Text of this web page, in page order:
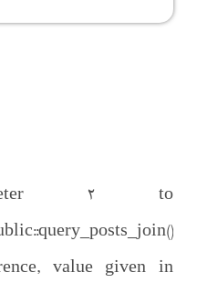
2 to
value given in